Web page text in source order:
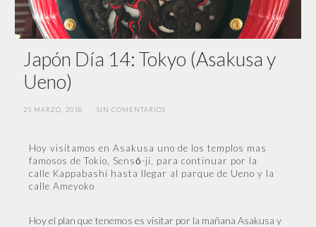
Japón Día 14: Tokyo (Asakusa y
Ueno)
25 MARZO, 2018 SIN COMENTARIOS
Hoy visitamos en Asakusa uno de los templos mas
famosos de Tokio, Sensō-ji, para continuar por la
calle Kappabashi hasta llegar al parque de Ueno y la
calle Ameyoko
Hoy el plan que tenemos es visitar por la mañana Asakusa y